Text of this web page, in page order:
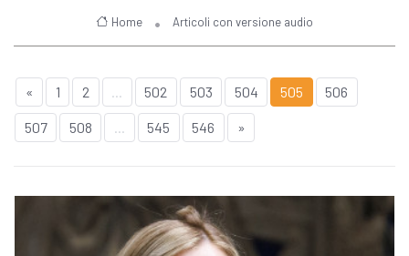
Home Articoli con versione audio
« 1 2 502 503 504 505 506
507 508 ... 545 546 »